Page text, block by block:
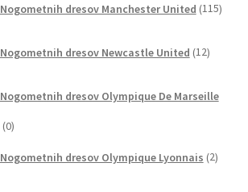
Nogometnih dresov Manchester United 115
Nogometnih dresov Newcastle United 12izdelkov
Nogometnih dresov Olympique De Marseille
00
Nogometnih dresov Olympique Lyonnais 2izdelka